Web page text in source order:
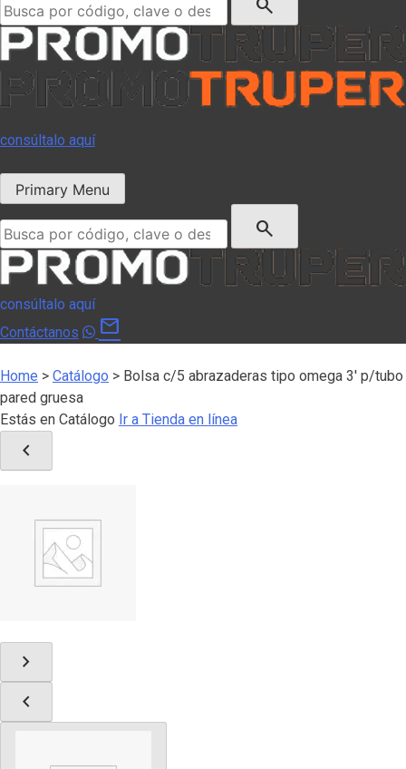
consúltalo aquí
Primary Menu
search
consúltalo aquí
Contáctanos
mail
Home > Catálogo > Bolsa c/5 abrazaderas tipo omega 3′ p/tubo
pared gruesa
Estás en Catálogo Ir a Tienda en línea
chevron_left
chevron_right
chevron_left